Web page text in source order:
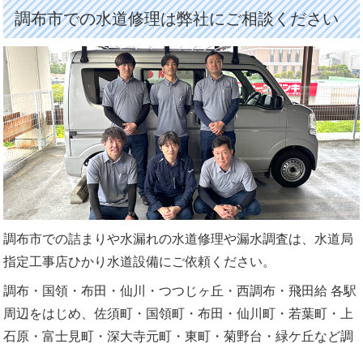
調布市での水道修理は弊社にご相談ください
調布市での詰まりや水漏れの水道修理や漏水調査は、水道局
指定工事店ひかり水道設備にご依頼ください。
調布・国領・布田・仙川・つつじヶ丘・西調布・飛田給 各駅
周辺をはじめ、佐須町・国領町・布田・仙川町・若葉町・上
石原・富士見町・深大寺元町・東町・菊野台・緑ケ丘など調